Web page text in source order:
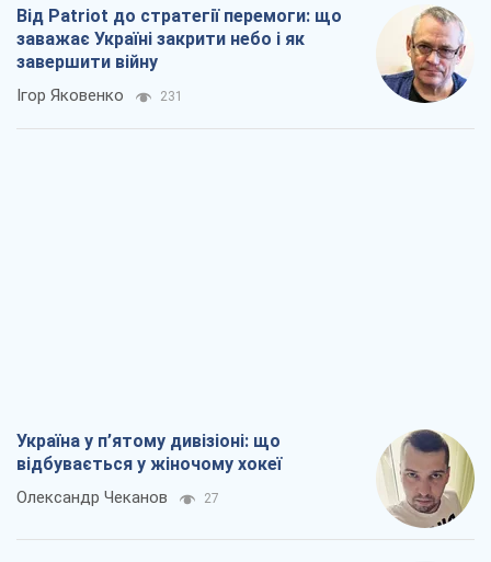
Від Patriot до стратегії перемоги: що
заважає Україні закрити небо і як
завершити війну
Ігор Яковенко 231
Україна у п’ятому дивізіоні: що
відбувається у жіночому хокеї
Олександр Чеканов 27